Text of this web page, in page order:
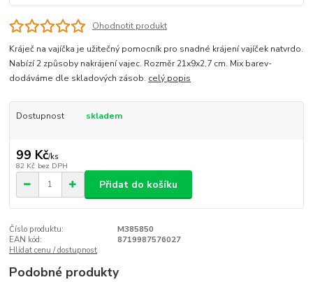
Ohodnotit produkt
Kráječ na vajíčka je užitečný pomocník pro snadné krájení vajíček natvrdo.
Nabízí 2 způsoby nakrájení vajec. Rozměr 21x9x2,7 cm. Mix barev-
dodáváme dle skladových zásob. celý popis
Dostupnost skladem
99 Kč/ks
82 Kč bez DPH
Přidat do košíku
Číslo produktu:
M385850
EAN kód:
8719987576027
Hlídat cenu / dostupnost
Podobné produkty